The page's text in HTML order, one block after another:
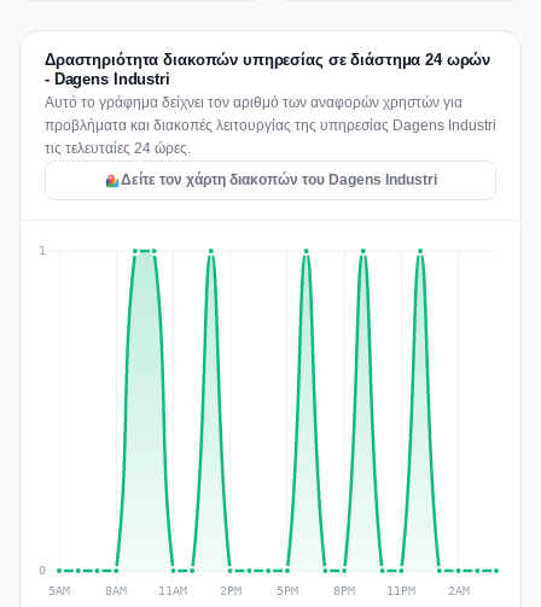
Δραστηριότητα διακοπών υπηρεσίας σε διάστημα 24 ωρών
- Dagens Industri
Αυτό το γράφημα δείχνει τον αριθμό των αναφορών χρηστών για
προβλήματα και διακοπές λειτουργίας της υπηρεσίας Dagens Industri
τις τελευταίες 24 ώρες.
Δείτε τον χάρτη διακοπών του Dagens Industri